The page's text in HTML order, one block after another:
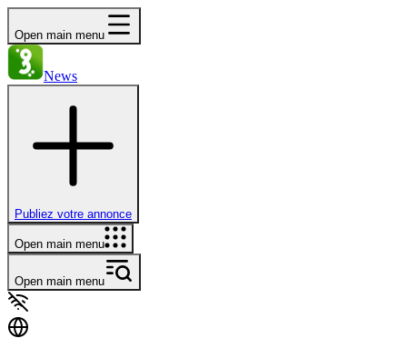
Open main menu
News
Publiez votre annonce
Open main menu
Open main menu